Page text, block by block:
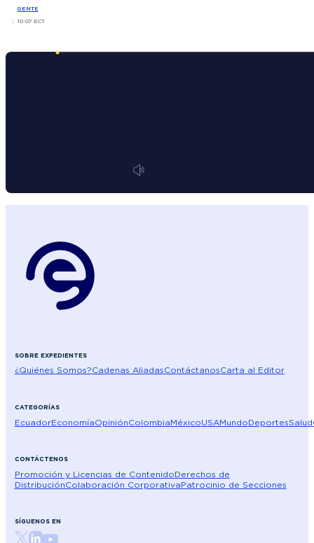
GENTE
10:07 ECT
SOBRE EXPEDIENTES
¿Quiénes Somos?Cadenas AliadasContáctanosCarta al Editor
CATEGORÍAS
EcuadorEconomíaOpiniónColombiaMéxicoUSAMundoDeportesSalud
CONTÁCTENOS
Promoción y Licencias de ContenidoDerechos de
DistribuciónColaboración CorporativaPatrocinio de Secciones
SÍGUENOS EN